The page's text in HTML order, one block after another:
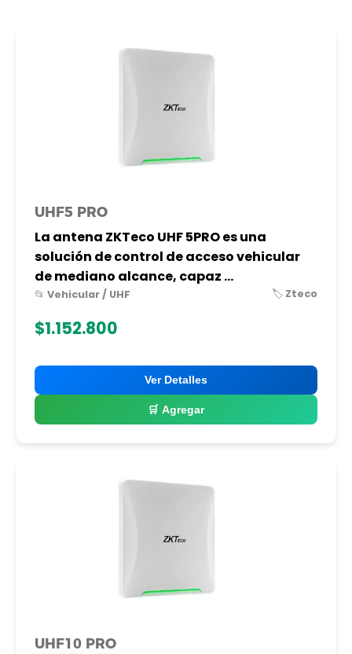
UHF5 PRO
La antena ZKTeco UHF 5PRO es una
solución de control de acceso vehicular
de mediano alcance, capaz ...
📂 Vehicular / UHF 🏷️ Zteco
$1.152.800
Ver Detalles
🛒 Agregar
UHF10 PRO